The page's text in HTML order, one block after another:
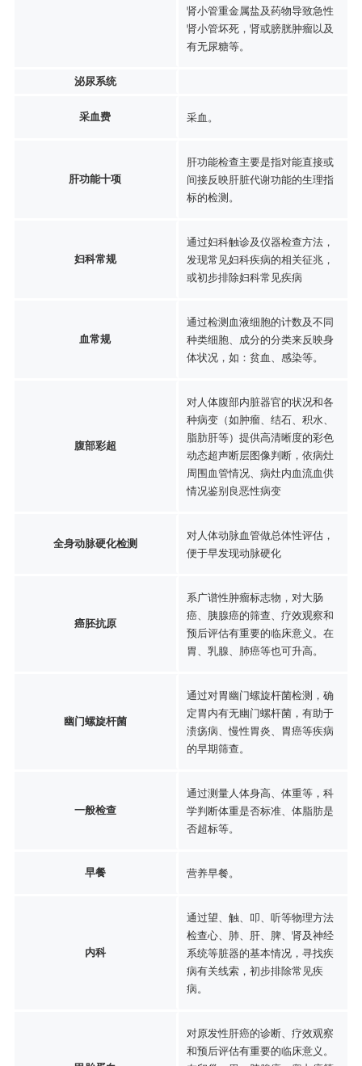
肾小管重金属盐及药物导致急性
肾小管坏死，肾或膀胱肿瘤以及
有无尿糖等。
泌尿系统
采血费 采血。
肝功能十项
肝功能检查主要是指对能直接或
间接反映肝脏代谢功能的生理指
标的检测。
妇科常规
通过妇科触诊及仪器检查方法，
发现常见妇科疾病的相关征兆，
或初步排除妇科常见疾病
血常规
通过检测血液细胞的计数及不同
种类细胞、成分的分类来反映身
体状况，如：贫血、感染等。
腹部彩超
对人体腹部内脏器官的状况和各
种病变（如肿瘤、结石、积水、
脂肪肝等）提供高清晰度的彩色
动态超声断层图像判断，依病灶
周围血管情况、病灶内血流血供
情况鉴别良恶性病变
全身动脉硬化检测
对人体动脉血管做总体性评估，
便于早发现动脉硬化
癌胚抗原
系广谱性肿瘤标志物，对大肠
癌、胰腺癌的筛查、疗效观察和
预后评估有重要的临床意义。在
胃、乳腺、肺癌等也可升高。
幽门螺旋杆菌
通过对胃幽门螺旋杆菌检测，确
定胃内有无幽门螺杆菌，有助于
溃疡病、慢性胃炎、胃癌等疾病
的早期筛查。
一般检查
通过测量人体身高、体重等，科
学判断体重是否标准、体脂肪是
否超标等。
早餐 营养早餐。
内科
通过望、触、叩、听等物理方法
检查心、肺、肝、脾、肾及神经
系统等脏器的基本情况，寻找疾
病有关线索，初步排除常见疾
病。
对原发性肝癌的诊断、疗效观察
和预后评估有重要的临床意义。